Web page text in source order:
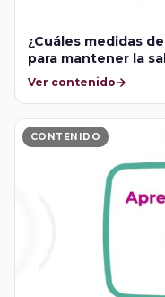
¿Cuáles medidas
para mantener la
Ver contenido
CONTENIDO